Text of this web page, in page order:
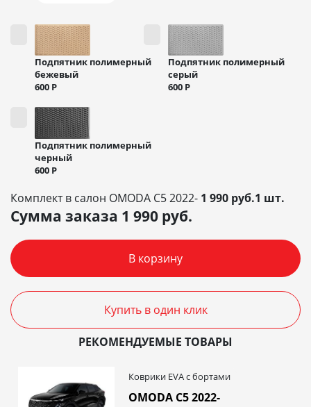
Подпятник полимерный
бежевый
600 Р
Подпятник полимерный
серый
600 Р
Подпятник полимерный
черный
600 Р
Комплект в салон OMODA C5 2022- 1 990 руб.1 шт.
Сумма заказа 1 990 руб.
В корзину
Купить в один клик
РЕКОМЕНДУЕМЫЕ ТОВАРЫ
Коврики EVA c бортами
OMODA C5 2022-